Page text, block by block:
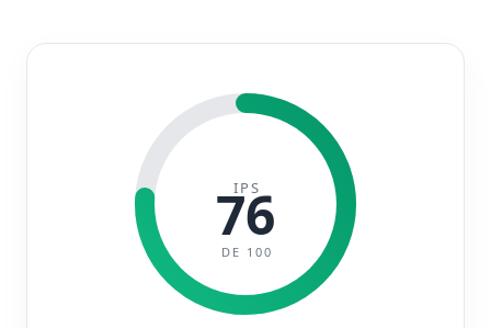
IPS
76
DE 100